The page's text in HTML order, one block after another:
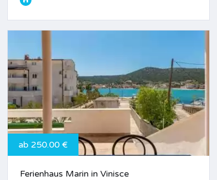
ab 250.00 €
Ferienhaus Marin in Vinisce